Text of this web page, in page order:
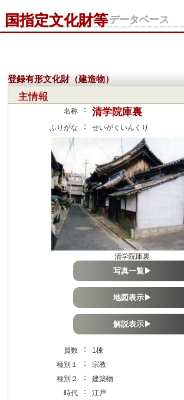
国指定文化財等データベース
登録有形文化財（建造物）
主情報
名称 ： 清学院庫裏
ふりがな ： せいがくいんくり
清学院庫裏
写真一覧▶
地図表示▶
解説表示▶
員数 ：
1棟
種別１
：
宗教
種別２
：
建築物
時代
：
江戸